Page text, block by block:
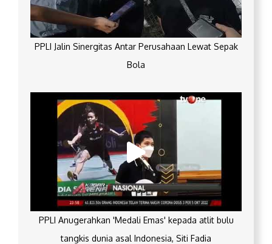
PPLI Jalin Sinergitas Antar Perusahaan Lewat Sepak
Bola
PPLI Anugerahkan 'Medali Emas' kepada atlit bulu
tangkis dunia asal Indonesia, Siti Fadia